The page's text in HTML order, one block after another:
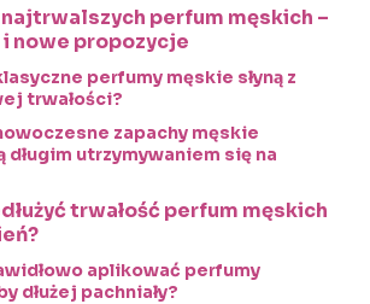
perfum męskich –
nowe propozycje
perfumy męskie słyną z
trwałości?
zapachy męskie
długim utrzymywaniem się na
trwałość perfum męskich
aplikować perfumy
dłużej pachniały?